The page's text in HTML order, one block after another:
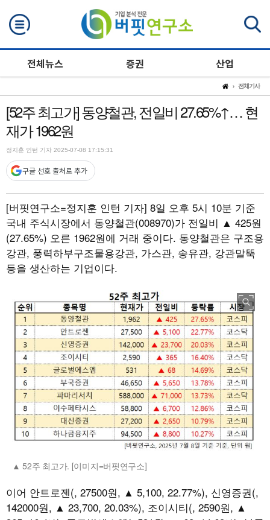
전체뉴스 증권 산업
전체기사
[52주 최고가] 동양철관, 전일비 27.65%↑… 현
재가 1962원
정지훈 인턴 기자 2025-07-08 17:15:31
구글 선호 출처로 추가
[버핏연구소=정지훈 인턴 기자] 8일 오후 5시 10분 기준
국내 주식시장에서 동양철관(008970)가 전일비 ▲ 425원
(27.65%) 오른 1962원에 거래 중이다. 동양철관은 구조용
강관, 풍력하부구조물용강관, 가스관, 송유관, 강관말뚝
등을 생산하는 기업이다.
52주 최고가. [이미지=버핏연구소]
이어 안트로젠(, 27500원, ▲ 5,100, 22.77%), 신영증권(,
142000원, ▲ 23,700, 20.03%), 조이시티(, 2590원, ▲
검색